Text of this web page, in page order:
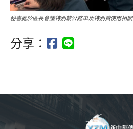
秘書處於區長會議特別就公務車及特別費使用相
分享：